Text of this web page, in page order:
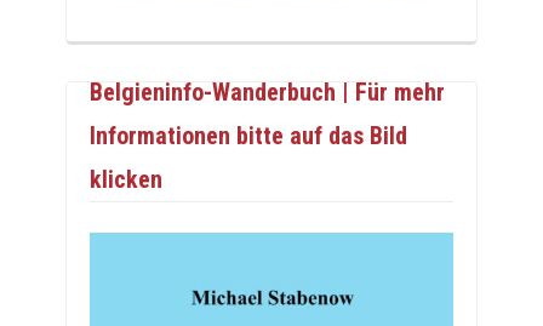
Belgieninfo-Wanderbuch | Für mehr
Informationen bitte auf das Bild
klicken